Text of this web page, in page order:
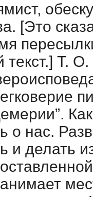
[Это
текст.] Т.
о нас.
и делать